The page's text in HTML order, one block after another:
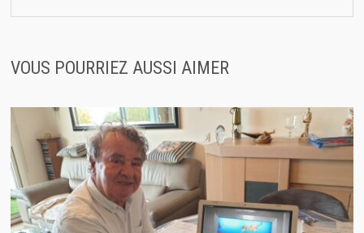
VOUS POURRIEZ AUSSI AIMER